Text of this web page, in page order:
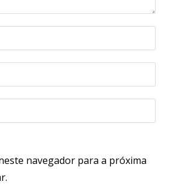
navegador para a próxima